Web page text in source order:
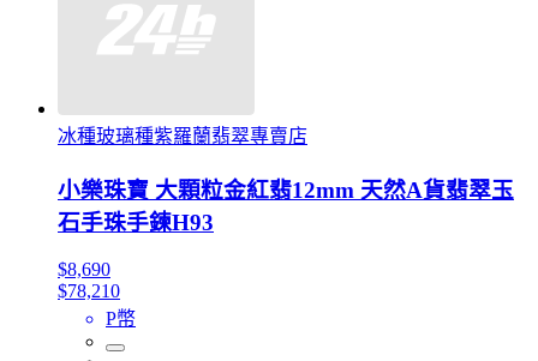
冰種玻璃種紫羅蘭翡翠專賣店
小樂珠寶 大顆粒金紅翡12mm 天然A貨翡翠玉
石手珠手鍊H93
$8,690
$78,210
P幣